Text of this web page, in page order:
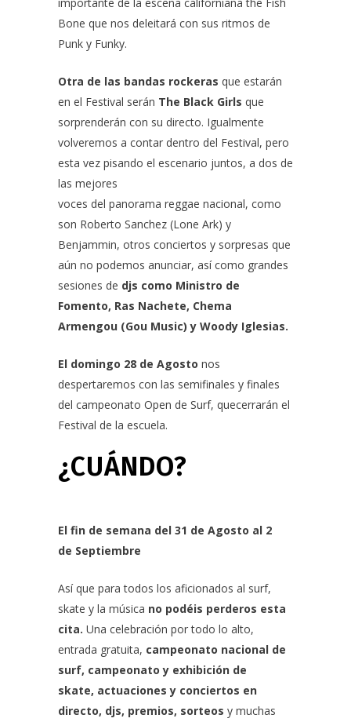
Bone que nos deleitará con sus ritmos de
Punk y Funky.
Otra de las bandas rockeras que estarán
en el Festival serán The Black Girls que
sorprenderán con su directo. Igualmente
volveremos a contar dentro del Festival, pero
esta vez pisando el escenario juntos, a dos de
las mejores
voces del panorama reggae nacional, como
son Roberto Sanchez (Lone Ark) y
Benjammin, otros conciertos y sorpresas que
aún no podemos anunciar, así como grandes
sesiones de djs como Ministro de
Fomento, Ras Nachete, Chema
Armengou (Gou Music) y Woody Iglesias.
El domingo 28 de Agosto nos
despertaremos con las semifinales y finales
del campeonato Open de Surf, quecerrarán el
Festival de la escuela.
¿CUÁNDO?
El fin de semana del 31 de Agosto al 2
de Septiembre
Así que para todos los aficionados al surf,
skate y la música no podéis perderos esta
cita. Una celebración por todo lo alto,
entrada gratuita, campeonato nacional de
surf, campeonato y exhibición de
skate, actuaciones y conciertos en
directo, djs, premios, sorteos y muchas